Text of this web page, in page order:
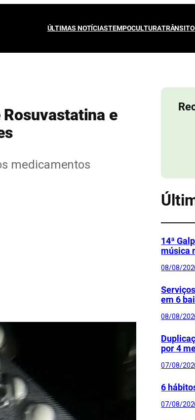
ÚLTIMAS NOTÍCIASTEMPOCULTURATRÂNSITO
e
medicamentos
14ª
música
08/08/
em 6
08/08/
por 4
07/08/
6
07/08/